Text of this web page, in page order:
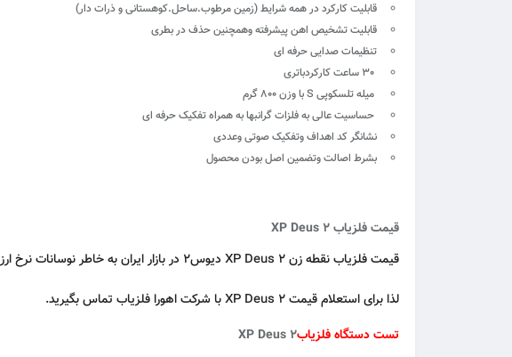
قابلیت کارکرد در همه شرایط (زمین مرطوب.ساحل.کوهستانی و ذرات دار)
قابلیت تشخیص اهن پیشرفته وهمچنین حذف در بطری
تنظیمات صدایی حرفه ای
میله تلسکوپی S با وزن 800 گرم
حساسیت عالی به فلزات گرانبها به همراه تفکیک حرفه ای
نشانگر کد اهداف وتفکیک صوتی وعددی
بشرط اصالت وتضمین اصل بودن محصول
قیمت فلزیاب 2 XP Deus
قیمت فلزیاب نقطه زن 2 XP Deus دیوس۲
در بازار ایران به خاطر نوسانات
لذا برای استعلام قیمت2 XP Deus
با شرکت اهورا فلزیاب تماس بگیرید.
تست دستگاه فلزیاب2 XP Deus